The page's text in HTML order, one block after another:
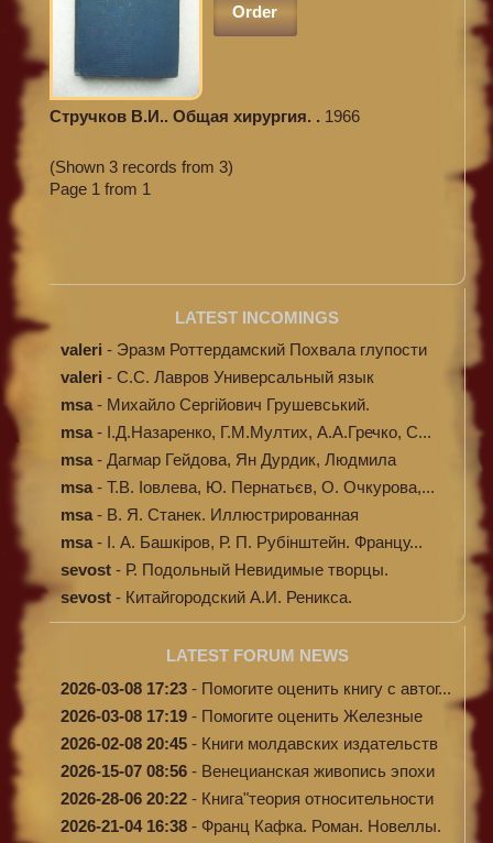
Order
Стручков В.И.. Общая хирургия. . 1966
(Shown 3 records from 3)
Page 1 from 1
LATEST INCOMINGS
valeri - Эразм Роттердамский Похвала глупости
valeri - C.С. Лавров Универсальный язык
программи...
msa - Михайло Сергійович Грушевський.
Ілюстров...
msa - І.Д.Назаренко, Г.М.Мултих, А.А.Гречко, С...
msa - Дагмар Гейдова, Ян Дурдик, Людмила
Кибал...
msa - Т.В. Іовлева, Ю. Пернатьєв, О. Очкурова,...
msa - В. Я. Станек. Иллюстрированная
энциклопе...
msa - І. А. Башкіров, Р. П. Рубінштейн. Францу...
sevost - Р. Подольный Невидимые творцы.
sevost - Китайгородский А.И. Реникса.
LATEST FORUM NEWS
2026-03-08 17:23 - Помогите оценить книгу с автог...
2026-03-08 17:19 - Помогите оценить Железные
доро...
2026-02-08 20:45 - Книги молдавских издательств
2026-15-07 08:56 - Венецианская живопись эпохи
Во...
2026-28-06 20:22 - Книга"теория относительности
и...
2026-21-04 16:38 - Франц Кафка. Роман. Новеллы.